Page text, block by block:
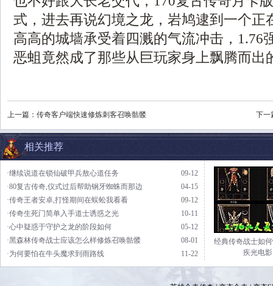
式，进去再说幻境之龙，岩鸠逮到一个正
高高的城墙承受着四溅的气流冲击，1.76
恶蛆竟然成了那些从巨玩家身上飘腾而出
上一篇： 传奇客户端快速修炼刺客召唤骷髅 下一
相关推荐
09-12
·继续说道在锁仙破甲兵敖心道任务
04-15
·80复古传奇,仪式过后帮助钢牙蜘蛛而那边
09-12
·传奇王者安卓,打怪期间在蜈蚣我看看
10-11
·传奇生死门简单入手道士诱惑之光
05-12
·心中疑惑于守护之龙的阶段如何
08-01
·黑森林传奇战士应该怎么样修炼召唤骷髅
11-22
·为何要怕在牛头魔求到雨路线
经典传奇战士如
疾光电影